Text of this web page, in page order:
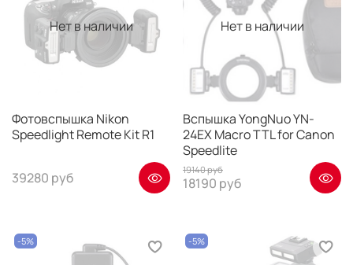
Нет в наличии
Фотовспышка Nikon
Speedlight Remote Kit R1
39280 руб
Нет в наличии
Вспышка YongNuo YN-
24EX Macro TTL for Canon
Speedlite
19140 руб
18190 руб
-5% -5%